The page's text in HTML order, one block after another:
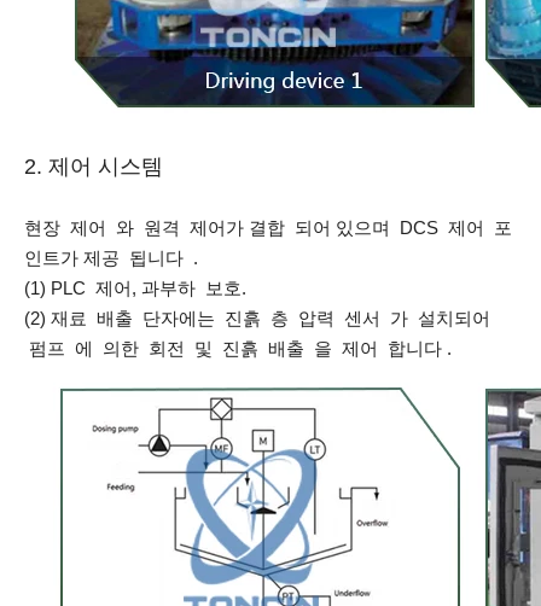
2. 제어 시스템
현장 제어 와 원격 제어가 결합 되어 있으며 DCS 제어 포
인트가 제공 됩니다 .
(1) PLC 제어, 과부하 보호.
(2) 재료 배출 단자에는 진흙 층 압력 센서 가 설치되어
펌프 에 의한 회전 및 진흙 배출 을 제어 합니다 .